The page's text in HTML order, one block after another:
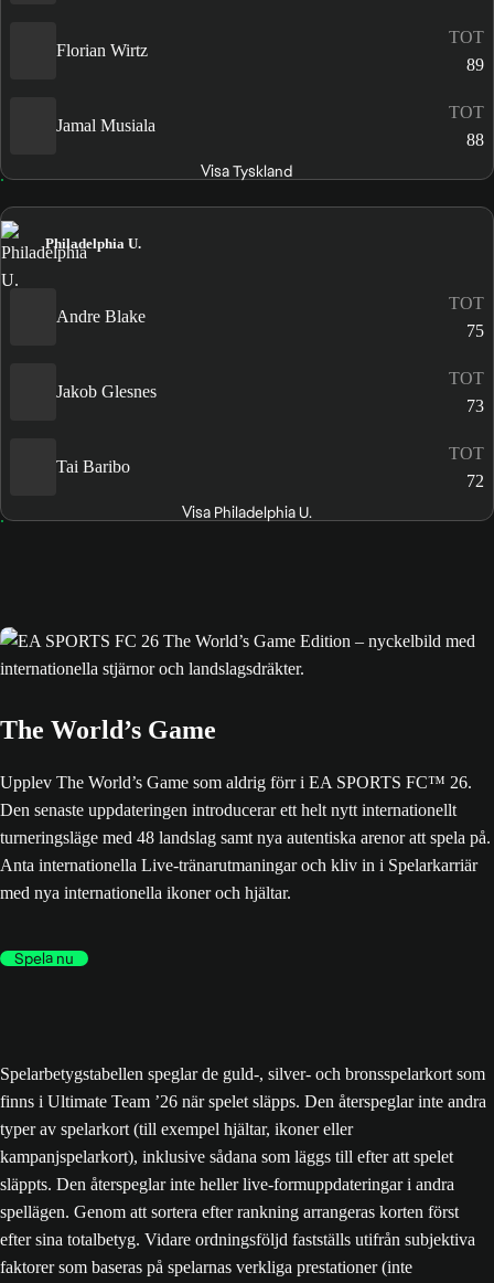
Florian Wirtz
TOT
89
Jamal Musiala
TOT
88
Visa Tyskland
Philadelphia U.
Andre Blake
TOT
75
Jakob Glesnes
TOT
73
Tai Baribo
TOT
72
Visa Philadelphia U.
The World’s Game
Upplev The World’s Game som aldrig förr i EA SPORTS FC™ 26.
Den senaste uppdateringen introducerar ett helt nytt internationellt
turneringsläge med 48 landslag samt nya autentiska arenor att spela på.
Anta internationella Live-tränarutmaningar och kliv in i Spelarkarriär
med nya internationella ikoner och hjältar.
Spela nu
Spelarbetygstabellen speglar de guld-, silver- och bronsspelarkort som
finns i Ultimate Team ’26 när spelet släpps. Den återspeglar inte andra
typer av spelarkort (till exempel hjältar, ikoner eller
kampanjspelarkort), inklusive sådana som läggs till efter att spelet
släppts. Den återspeglar inte heller live-formuppdateringar i andra
spellägen. Genom att sortera efter rankning arrangeras korten först
efter sina totalbetyg. Vidare ordningsföljd fastställs utifrån subjektiva
faktorer som baseras på spelarnas verkliga prestationer (inte